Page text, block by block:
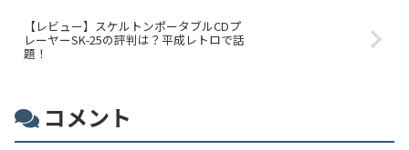
【レビュー】スケルトンポータブルCDプ
レーヤーSK-25の評判は？平成レトロで話
題！
コメント